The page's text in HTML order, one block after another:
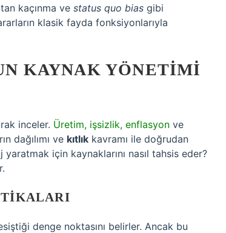
kaçınma ve status quo bias gibi
klasik fayda fonksiyonlarıyla
KAYNAK YÖNETIMI
inceler. Üretim, işsizlik, enflasyon ve
dağılımı ve kıtlık kavramı ile doğrudan
için kaynaklarını nasıl tahsis eder?
denge noktasını belirler. Ancak bu